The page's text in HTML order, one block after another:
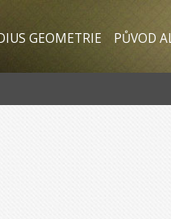
GEOMETRIE PŮVOD